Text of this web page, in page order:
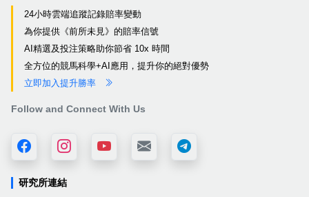
24小時雲端追蹤記錄賠率變動
為你提供《前所未見》的賠率信號
AI精選及投注策略助你節省 10x 時間
全方位的競馬科學+AI應用，提升你的絕對優勢
立即加入提升勝率
Follow and Connect With Us
研究所連結